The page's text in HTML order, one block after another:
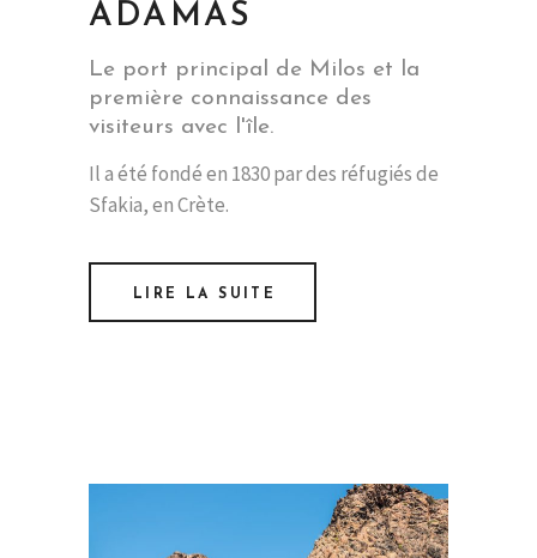
ADAMAS
Le port principal de Milos et la
première connaissance des
visiteurs avec l'île.
Il a été fondé en 1830 par des réfugiés de
Sfakia, en Crète.
LIRE LA SUITE